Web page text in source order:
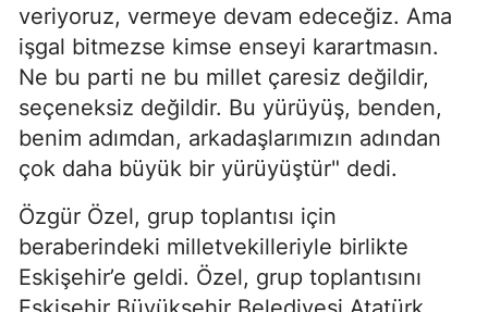
veriyoruz, vermeye devam edeceğiz. Ama
işgal bitmezse kimse enseyi karartmasın.
Ne bu parti ne bu millet çaresiz değildir,
seçeneksiz değildir. Bu yürüyüş, benden,
benim adımdan, arkadaşlarımızın adından
çok daha büyük bir yürüyüştür" dedi.
Özgür Özel, grup toplantısı için
beraberindeki milletvekilleriyle birlikte
Eskişehir’e geldi. Özel, grup toplantısını